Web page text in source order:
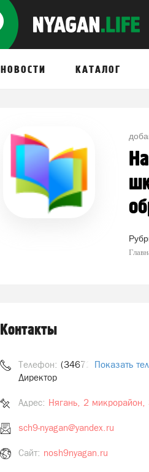
НОВОСТИ КАТАЛОГ
Контакты
Телефон: (34672) 6-02-69
Директор
Показать
Адрес: Нягань, 2 микрорайон,
sch9-nyagan@yandex.ru
Сайт: nosh9nyagan.ru